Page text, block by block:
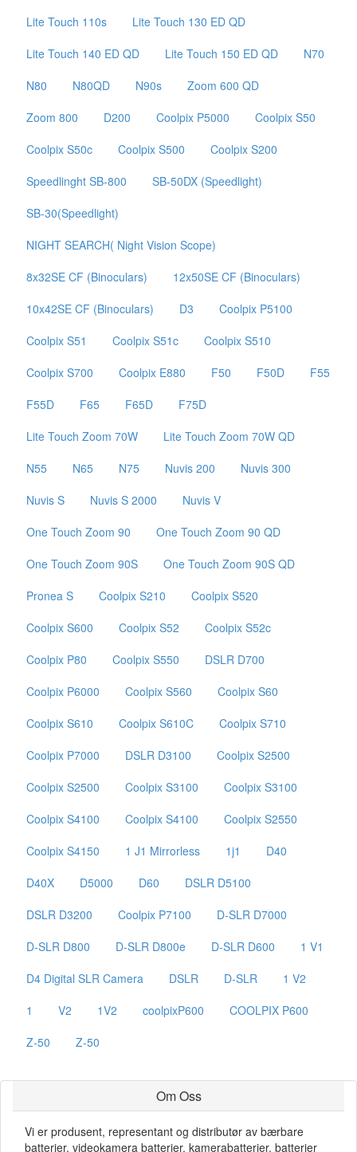
Lite Touch 110s
Lite Touch 130 ED QD
Lite Touch 140 ED QD
Lite Touch 150 ED QD
N70
N80
N80QD N90s
Zoom 600 QD
Zoom 800
D200 Coolpix P5000
Coolpix S50
Coolpix S50c
Coolpix S500
Coolpix S200
Speedlinght SB-800
SB-50DX (Speedlight)
SB-30(Speedlight)
NIGHT SEARCH( Night Vision Scope)
8x32SE CF (Binoculars)
12x50SE CF (Binoculars)
10x42SE CF (Binoculars)
D3
Coolpix P5100
Coolpix S51
Coolpix S51c
Coolpix S510
Coolpix S700
Coolpix E880 F50 F50D
F55
F55D
F65 F65D
F75D
Lite Touch Zoom 70W
Lite Touch Zoom 70W QD
N55
N65 N75 Nuvis 200
Nuvis 300
Nuvis S
Nuvis S 2000
Nuvis V
One Touch Zoom 90
One Touch Zoom 90 QD
One Touch Zoom 90S
One Touch Zoom 90S QD
Pronea S
Coolpix S210
Coolpix S520
Coolpix S600
Coolpix S52
Coolpix S52c
Coolpix P80
Coolpix S550
DSLR D700
Coolpix P6000
Coolpix S560
Coolpix S60
Coolpix S610
Coolpix S610C
Coolpix S710
Coolpix P7000
DSLR D3100
Coolpix S2500
Coolpix S2500
Coolpix S3100
Coolpix S3100
Coolpix S4100
Coolpix S4100
Coolpix S2550
Coolpix S4150
1 J1 Mirrorless 1j1
D40
D40X
D5000 D60
DSLR D5100
DSLR D3200
Coolpix P7100
D-SLR D7000
D-SLR D800
D-SLR D800e D-SLR D600
1 V1
D4 Digital SLR Camera
DSLR D-SLR
1 V2
1
V2 1V2 coolpixP600
COOLPIX P600
Z-50
Z-50
Om Oss
Vi er produsent, representant og distributør av bærbare
batterier, videokamera batterier, kamerabatterier, batterier